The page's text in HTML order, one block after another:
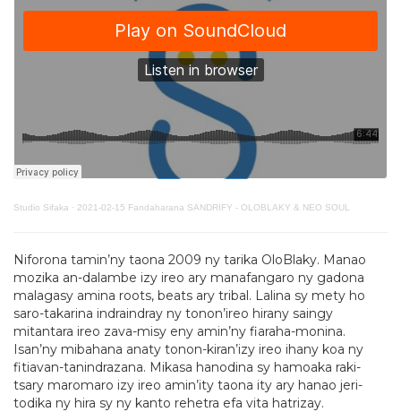
Studio Sifaka · 2021-02-15 Fandaharana SANDRIFY - OLOBLAKY & NEO SOUL
Niforona tamin’ny taona 2009 ny tarika OloBlaky. Manao
mozika an-dalambe izy ireo ary manafangaro ny gadona
malagasy amina roots, beats ary tribal. Lalina sy mety ho
saro-takarina indraindray ny tonon’ireo hirany saingy
mitantara ireo zava-misy eny amin’ny fiaraha-monina.
Isan’ny mibahana anaty tonon-kiran’izy ireo ihany koa ny
fitiavan-tanindrazana. Mikasa hanodina sy hamoaka raki-
tsary maromaro izy ireo amin’ity taona ity ary hanao jeri-
todika ny hira sy ny kanto rehetra efa vita hatrizay.